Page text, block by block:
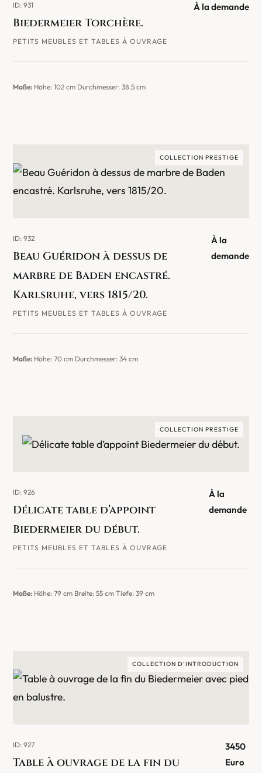
ID: 931
Biedermeier Torchère.
PETITS MEUBLES ET TABLES À OUVRAGE
À la demande
Maße: Höhe: 102 cm Durchmesser: 38.5 cm
COLLECTION PRESTIGE
ID: 932
Beau Guéridon à dessus de
marbre de Baden encastré.
Karlsruhe, vers 1815/20.
PETITS MEUBLES ET TABLES À OUVRAGE
À la
demande
Maße: Höhe: 70 cm Durchmesser: 34 cm
COLLECTION PRESTIGE
ID: 926
Délicate table d’appoint
Biedermeier du début.
PETITS MEUBLES ET TABLES À OUVRAGE
À la
demande
Maße: Höhe: 79 cm Breite: 55 cm Tiefe: 39 cm
COLLECTION D’INTRODUCTION
ID: 927
Table à ouvrage de la fin du
3450
Euro